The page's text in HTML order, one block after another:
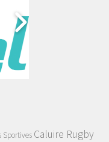
Sportives Caluire Rugby